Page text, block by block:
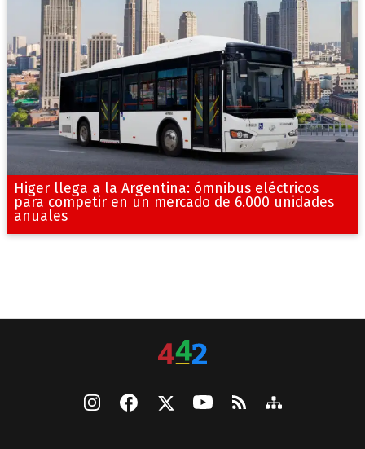
Higer llega a la Argentina: ómnibus eléctricos
para competir en un mercado de 6.000 unidades
anuales